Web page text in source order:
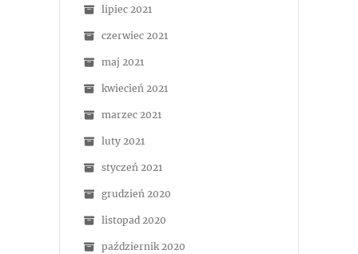
lipiec 2021
czerwiec 2021
maj 2021
kwiecień 2021
marzec 2021
luty 2021
styczeń 2021
grudzień 2020
listopad 2020
październik 2020